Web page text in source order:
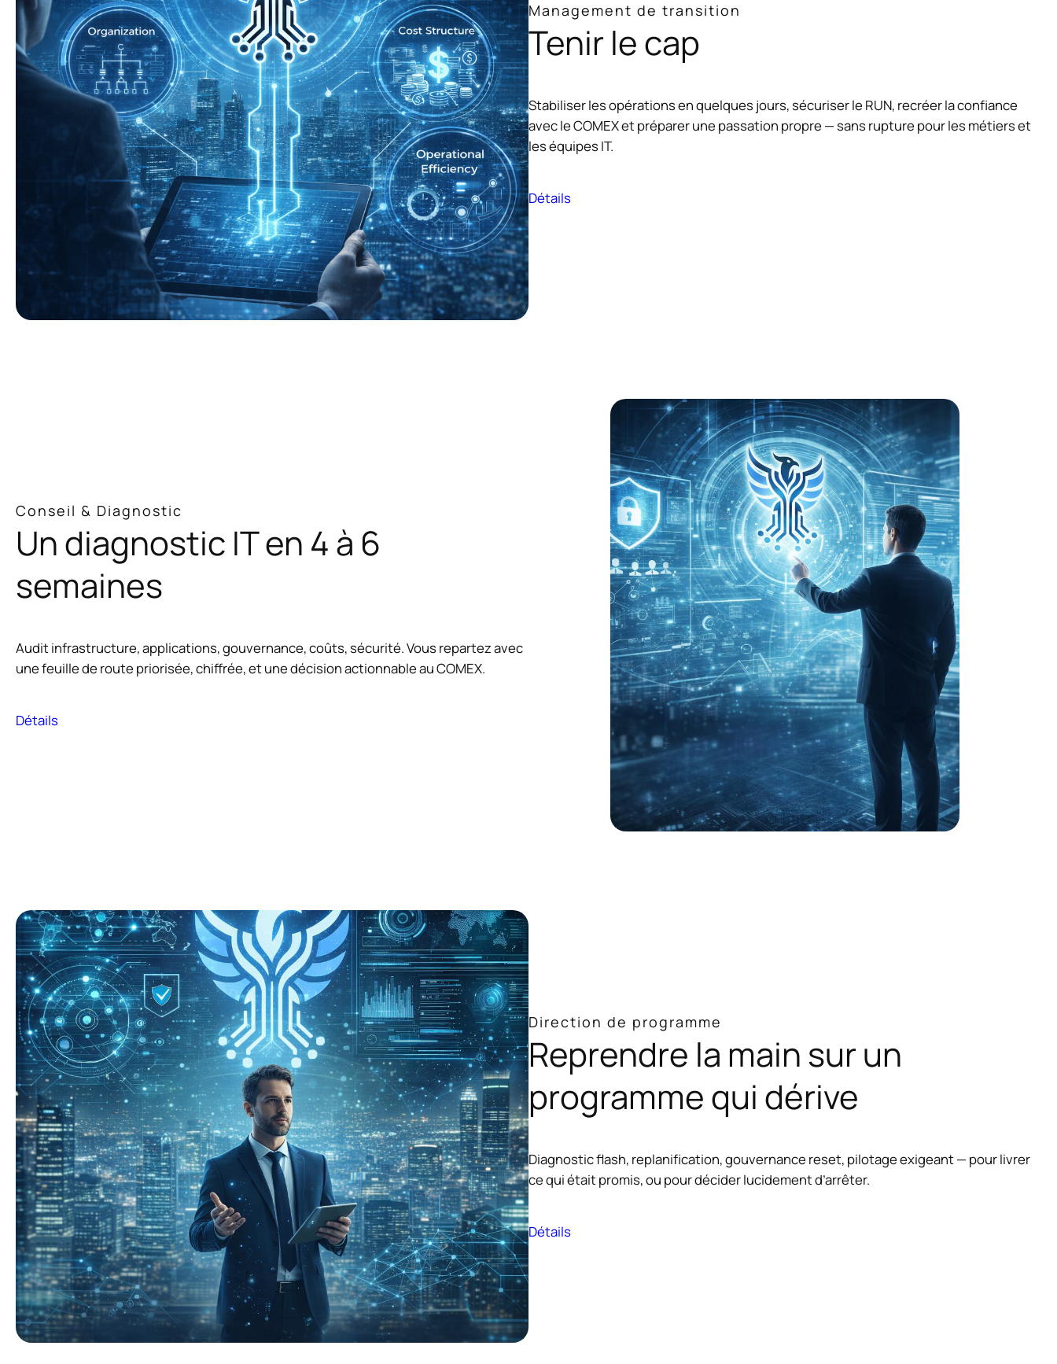
Management de transition
Tenir le cap
Stabiliser les opérations en quelques jours, sécuriser le RUN, recréer la confiance
avec le COMEX et préparer une passation propre — sans rupture pour les métiers et
les équipes IT.
Détails
Conseil & Diagnostic
Un diagnostic IT en 4 à 6
semaines
Audit infrastructure, applications, gouvernance, coûts, sécurité. Vous repartez avec
une feuille de route priorisée, chiffrée, et une décision actionnable au COMEX.
Détails
Direction de programme
Reprendre la main sur un
programme qui dérive
Diagnostic flash, replanification, gouvernance reset, pilotage exigeant — pour livrer
ce qui était promis, ou pour décider lucidement d’arrêter.
Détails